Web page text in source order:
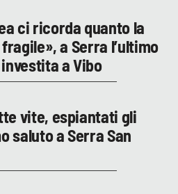
ci ricorda quanto la
a Serra l’ultimo
a Vibo
vite, espiantati gli
saluto a Serra San